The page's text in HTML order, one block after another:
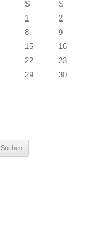
S
S
1
2
8
9
15
16
22
23
29
30